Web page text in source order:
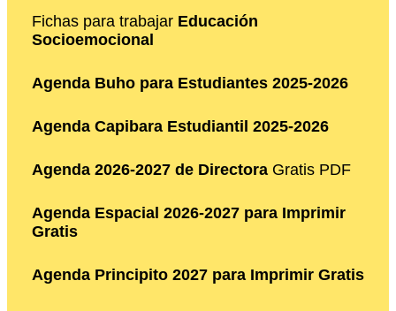
Fichas para trabajar Educación
Socioemocional
Agenda Buho para Estudiantes 2025-2026
Agenda Capibara Estudiantil 2025-2026
Agenda 2026-2027 de Directora Gratis PDF
Agenda Espacial 2026-2027 para Imprimir
Gratis
Agenda Principito 2027 para Imprimir Gratis